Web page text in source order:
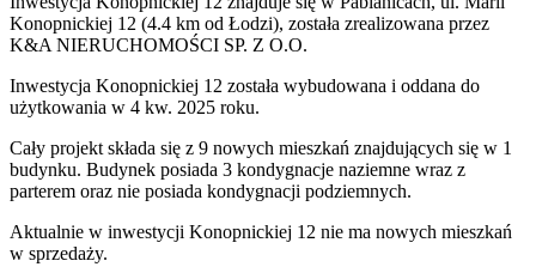
Konopnickiej 12 (4.4 km od Łodzi), została zrealizowana przez
K&A NIERUCHOMOŚCI SP. Z O.O.
Inwestycja Konopnickiej 12 została wybudowana i oddana do
użytkowania w 4 kw. 2025 roku.
Cały projekt składa się z 9 nowych mieszkań znajdujących się w 1
budynku. Budynek posiada 3 kondygnacje naziemne wraz z
parterem oraz nie posiada kondygnacji podziemnych.
Aktualnie w inwestycji Konopnickiej 12 nie ma nowych mieszkań
w sprzedaży.